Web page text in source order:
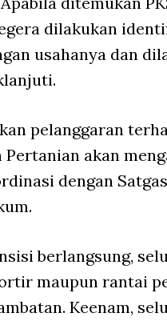
dilakukan
usahanya dan
pelanggaran
akan
dengan
berlangsung,
maupun rantai
Keenam,